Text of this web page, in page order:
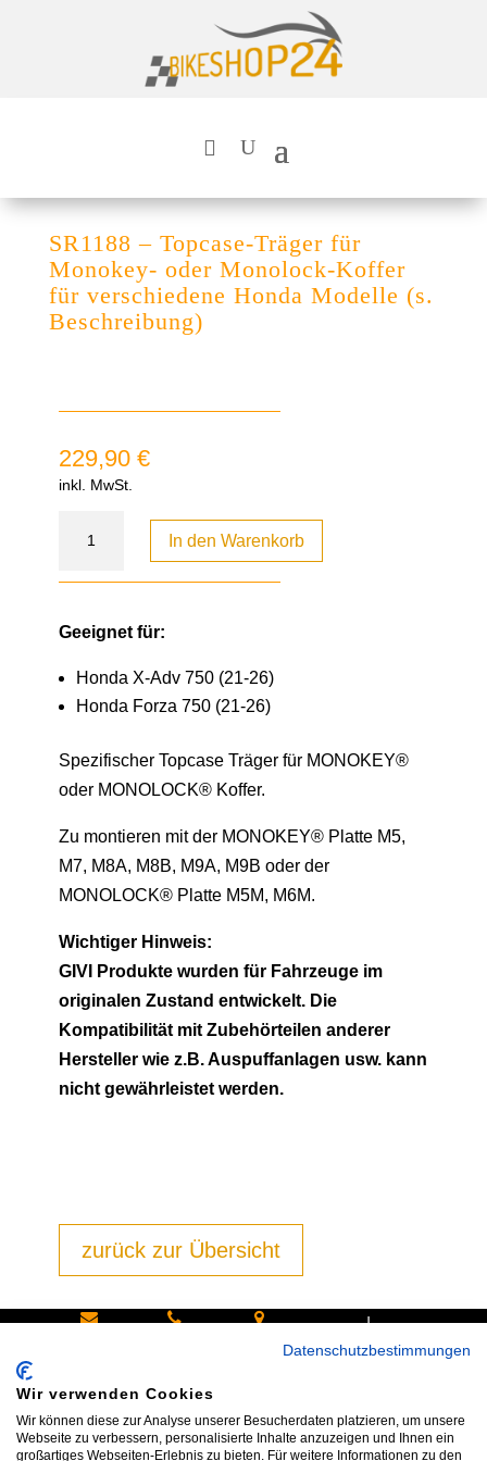
SR1188 – Topcase-Träger für
Monokey- oder Monolock-Koffer
für verschiedene Honda Modelle (s.
Beschreibung)
229,90 €
inkl. MwSt.
In den Warenkorb
Geeignet für:
Honda X-Adv 750 (21-26)
Honda Forza 750 (21-26)
Spezifischer Topcase Träger für MONOKEY®
oder MONOLOCK® Koffer.
Zu montieren mit der MONOKEY® Platte M5,
M7, M8A, M8B, M9A, M9B oder der
MONOLOCK® Platte M5M, M6M.
Wichtiger Hinweis:
GIVI Produkte wurden für Fahrzeuge im
originalen Zustand entwickelt. Die
Kompatibilität mit Zubehörteilen anderer
Hersteller wie z.B. Auspuffanlagen usw. kann
nicht gewährleistet werden.
zurück zur Übersicht
info@bike
shop24.n
an:
Tel.+49
85540
|
Datenschutzbestimmungen
Wir verwenden Cookies
Wir können diese zur Analyse unserer Besucherdaten platzieren, um unsere
Webseite zu verbessern, personalisierte Inhalte anzuzeigen und Ihnen ein
großartiges Webseiten-Erlebnis zu bieten. Für weitere Informationen zu den